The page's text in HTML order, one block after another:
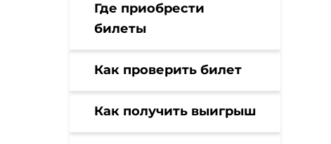
Где приобрести
билеты
Как проверить билет
Как получить выигрыш